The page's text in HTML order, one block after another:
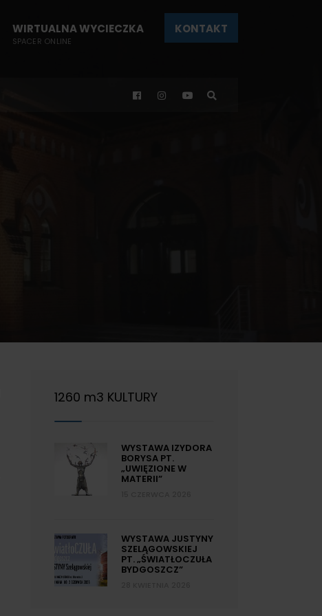
WIRTUALNA WYCIECZKA
SPACER ONLINE
KONTAKT
1260 m3 KULTURY
WYSTAWA IZYDORA
BORYSA PT.
„UWIĘZIONE W
MATERII”
WYSTAWA JUSTYNY
SZELĄGOWSKIEJ
PT. „ŚWIATŁOCZUŁA
BYDGOSZCZ”